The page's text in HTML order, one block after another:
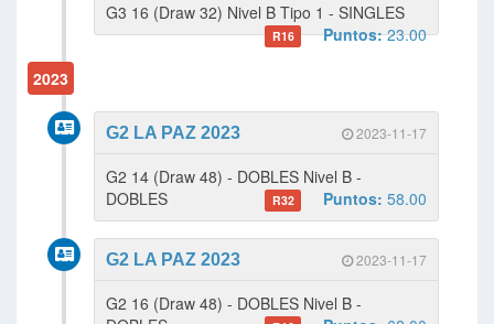
G3 16 (Draw 32) Nivel B Tipo 1 - SINGLES
R16 Puntos:23.00
2023
2023-11-17
G2 LA PAZ 2023
G2 14 (Draw 48) - DOBLES Nivel B -
DOBLES
R32 Puntos: 58.00
2023-11-17
G2 LA PAZ 2023
G2 16 (Draw 48) - DOBLES Nivel B -